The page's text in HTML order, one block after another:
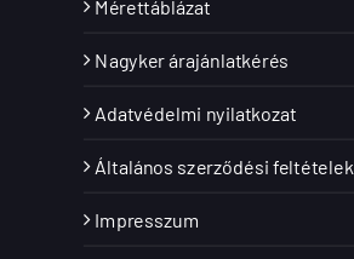
Mérettáblázat
Nagyker árajánlatkérés
Adatvédelmi nyilatkozat
Általános szerződési feltételek
Impresszum